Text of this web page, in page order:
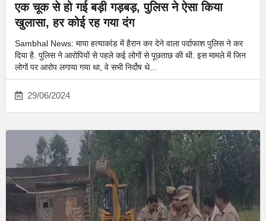
एक चूक से हो गई बड़ी गड़बड़, पुलिस ने ऐसा किया
खुलासा, हर कोई रह गया दंग
29/06/2024
Sambhal News: माया हत्याकांड में हैरान कर देने वाला पर्दाफाश पुलिस ने कर
दिया है. पुलिस ने आरोपियों से पहले कई लोगों से पूछताछ की थी. इस मामले में जिन
लोगों पर आरोप लगाया गया था, वे सभी निर्दोष थे...